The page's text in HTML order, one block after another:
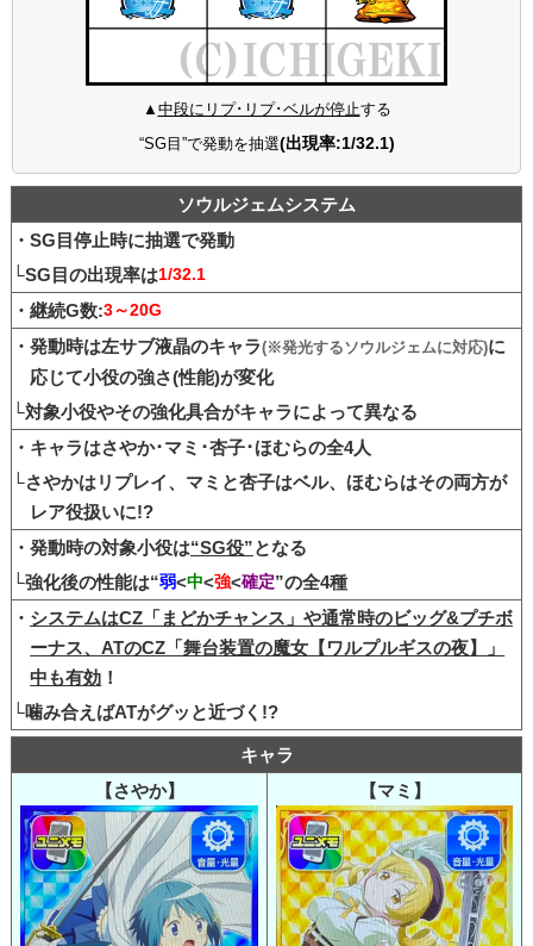
▲ 中段にリプ･リプ･ベルが停止する
“SG目”で発動を抽選(出現率:1/32.1)
ソウルジェムシステム
・SG目停止時に抽選で発動
└SG目の出現率は1/32.1
・継続G数:3～20G
・発動時は左サブ液晶のキャラ(※発光するソウルジェムに対応)に
応じて小役の強さ(性能)が変化
└対象小役やその強化具合がキャラによって異なる
・キャラはさやか･マミ･杏子･ほむらの全4人
└さやかはリプレイ、マミと杏子はベル、ほむらはその両方が
レア役扱いに!?
・発動時の対象小役は“SG役”となる
└強化後の性能は“弱<中<強<確定”の全4種
・ システムはCZ「まどかチャンス」や通常時のビッグ&プチボ
ーナス、ATのCZ「舞台装置の魔女【ワルプルギスの夜】」
中も有効 ！
└噛み合えばATがグッと近づく!?
キャラ
【さやか】
【マミ】